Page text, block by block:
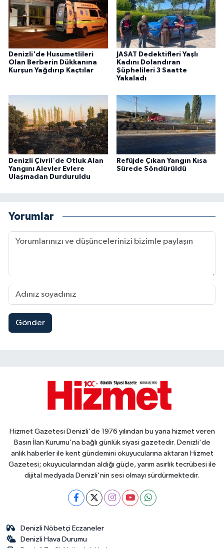
Denizli'de Husumetlileri
Olan Berberin Dükkanına
Kurşun Yağdırıp Kaçtılar
JASAT Dedektifleri Yaşlı
Kadını Dolandıran
Şüphelileri 3 Saatte
Yakaladı
Denizli Çivril'de Otluk Alan
Yangını Alevler Evlere
Ulaşmadan Durduruldu
Refüjde Çıkan Yangın Kısa
Sürede Söndürüldü
Yorumlar
Gönder
Hizmet Gazetesi Denizli'de 1976 yılından bu yana hizmet veren
Basın İlan Kurumu'na bağlı günlük siyasi gazetedir. Denizli'de
anlık haberler ile kent gündemini okuyucularına aktaran Hizmet
Gazetesi; okuyucularından aldığı güçle, yarım asırlık tecrübesi ile
dijital medyada Denizli'nin sesi olmayı sürdürmektedir.
Denizli Nöbetçi Eczaneler
Denizli Hava Durumu